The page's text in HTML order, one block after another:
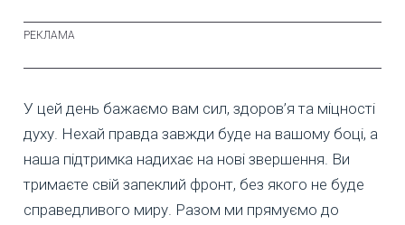
У цей день бажаємо вам сил, здоров’я та міцності
духу. Нехай правда завжди буде на вашому боці, а
наша підтримка надихає на нові звершення. Ви
тримаєте свій запеклий фронт, без якого не буде
справедливого миру. Разом ми прямуємо до